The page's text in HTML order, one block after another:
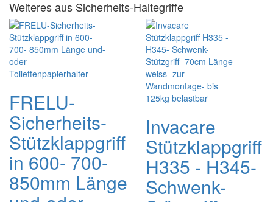
Weiteres aus Sicherheits-Haltegriffe
FRELU-
Sicherheits-
Stützklappgriff
in 600- 700-
850mm Länge
Invacare
Stützklappgriff
H335 - H345-
Schwenk-